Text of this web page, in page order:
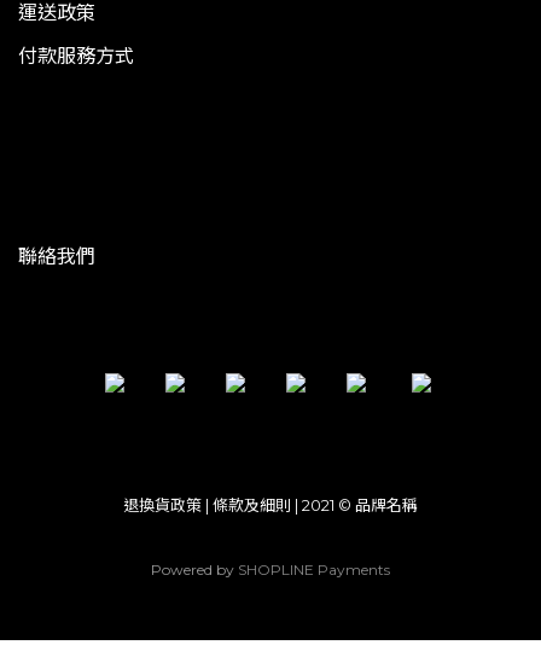
運送政策
付款服務方式
聯絡我們
退換貨政策 | 條款及細則 | 2021 © 品牌名稱
Powered by SHOPLINE Payments